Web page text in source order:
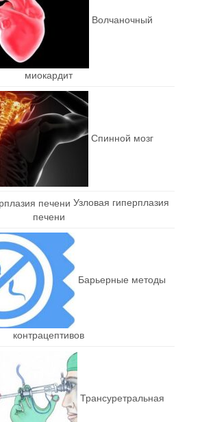
Волчаночный
миокардит
Спинной мозг
Узловая гиперплазия
печени
Барьерные методы
контрацептивов
Трансуретральная